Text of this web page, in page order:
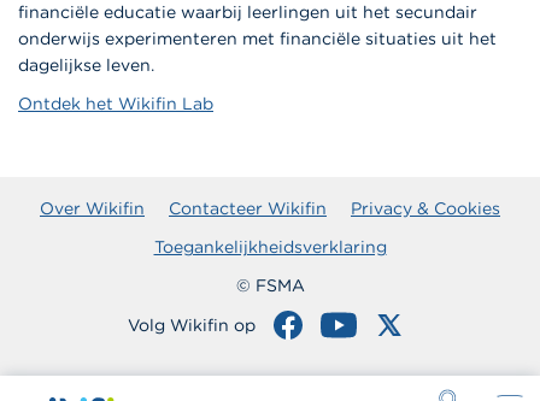
financiële educatie waarbij leerlingen uit het secundair
onderwijs experimenteren met financiële situaties uit het
dagelijkse leven.
Ontdek het Wikifin Lab
Over Wikifin Contacteer Wikifin
Privacy & Cookies
Toegankelijkheidsverklaring
© FSMA
Volg Wikifin op